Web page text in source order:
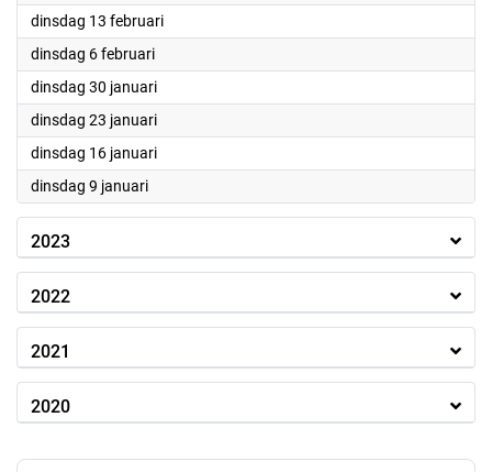
dinsdag 13 februari2024
dinsdag 6 februari2024
dinsdag 30 januari2024
dinsdag 23 januari2024
dinsdag 16 januari2024
dinsdag 9 januari2024
2023
2022
2021
2020